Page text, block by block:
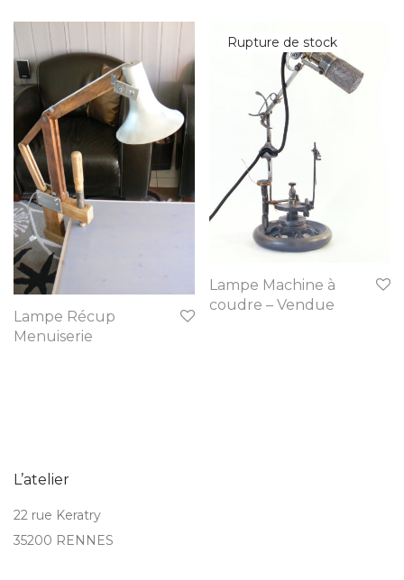
Lampe Récup
Menuiserie
Lampe Machine à
coudre – Vendue
L’atelier
22 rue Keratry
35200 RENNES